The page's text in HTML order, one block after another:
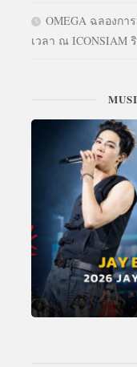
OMEGA ฉลองกา
เวลา ณ ICONSIAM